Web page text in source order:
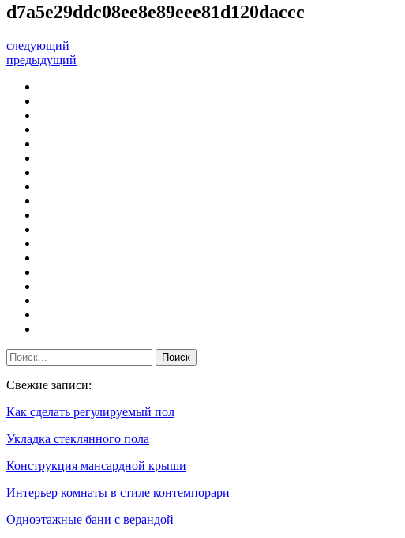
d7a5e29ddc08ee8e89eee81d120daccc
следующий
предыдущий
Свежие записи:
Как сделать регулируемый пол
Укладка стеклянного пола
Конструкция мансардной крыши
Интерьер комнаты в стиле контемпорари
Одноэтажные бани с верандой